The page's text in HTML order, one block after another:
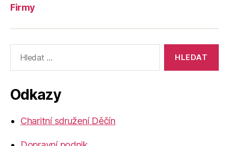
Firmy
vyhledávání:
Odkazy
Charitní sdružení Děčín